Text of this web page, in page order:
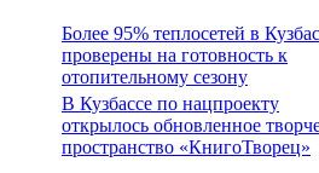
Более 95% теплосетей в
проверены на готовность к
отопительному сезону
В Кузбассе по нацпроекту
открылось обновленное
пространство «КнигоТворец»